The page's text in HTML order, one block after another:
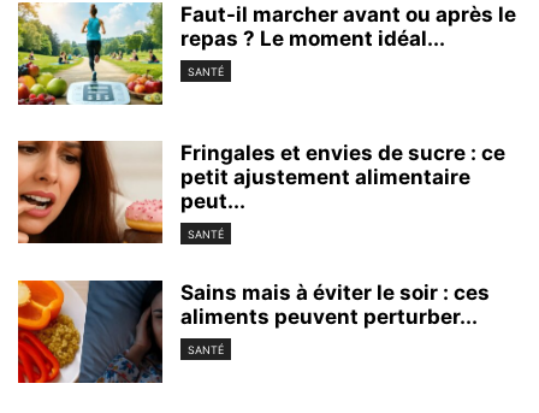
Faut-il marcher avant ou après le
repas ? Le moment idéal...
SANTÉ
Fringales et envies de sucre : ce
petit ajustement alimentaire
peut...
SANTÉ
Sains mais à éviter le soir : ces
aliments peuvent perturber...
SANTÉ